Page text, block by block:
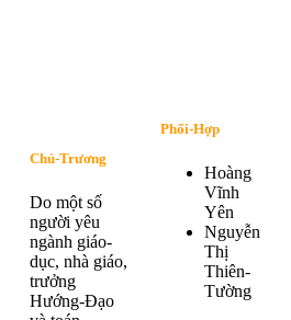
Chủ-Trương
Do một số
người yêu
ngành giáo-
dục, nhà giáo,
trưởng
Hướng-Đạo
Phối-Hợp
Hoàng
Vĩnh
Yên
Nguyễn
Thị
Thiên-
Tường